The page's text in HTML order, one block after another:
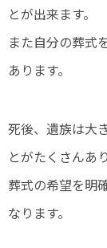
とが出来ます。
また自分の葬式
あります。
死後、遺族は大
とがたくさんあ
葬式の希望を明
なります。